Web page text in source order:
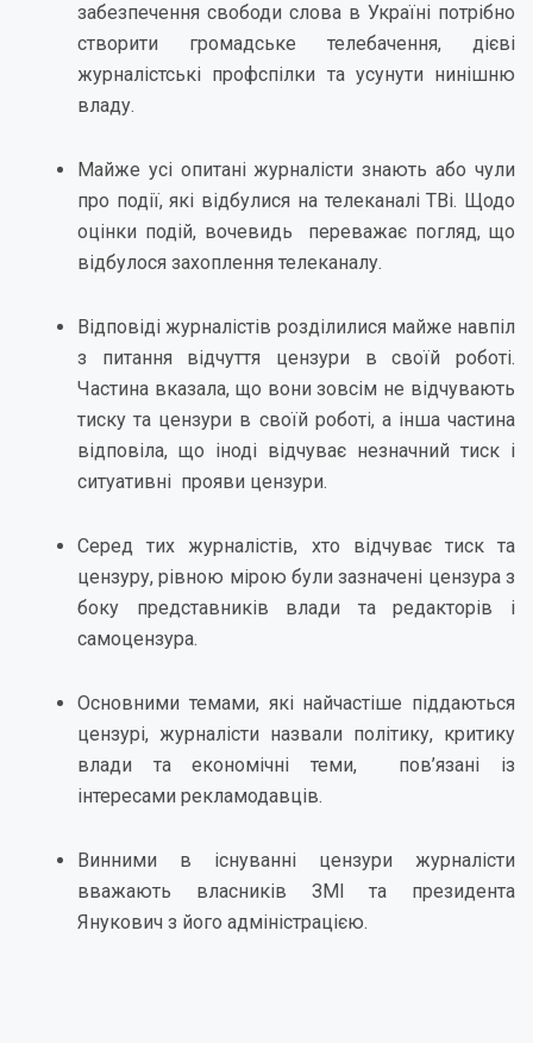
забезпечення свободи слова в Україні потрібно
створити громадське телебачення, дієві
журналістські профспілки та усунути нинішню
владу.
Майже усі опитані журналісти знають або чули
про події, які відбулися на телеканалі TВi. Щодо
оцінки подій, вочевидь переважає погляд, що
відбулося захоплення телеканалу.
Відповіді журналістів розділилися майже навпіл
з питання відчуття цензури в своїй роботі.
Частина вказала, що вони зовсім не відчувають
тиску та цензури в своїй роботі, а інша частина
відповіла, що іноді відчуває незначний тиск і
ситуативні прояви цензури.
Серед тих журналістів, хто відчуває тиск та
цензуру, рівною мірою були зазначені цензура з
боку представників влади та редакторів і
самоцензура.
Основними темами, які найчастіше піддаються
цензурі, журналісти назвали політику, критику
влади та економічні теми, пов’язані із
інтересами рекламодавців.
Винними в існуванні цензури журналісти
вважають власників ЗМІ та президента
Янукович з його адміністрацією.